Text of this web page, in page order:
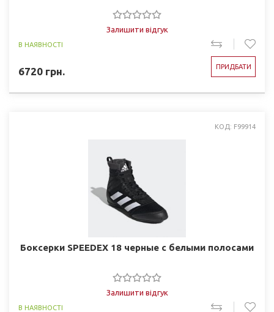
Залишити відгук
В НАЯВНОСТІ
6720 грн. ПРИДБАТИ
КОД: F99914
Боксерки SPEEDEX 18 черные с белыми полосами
Залишити відгук
В НАЯВНОСТІ